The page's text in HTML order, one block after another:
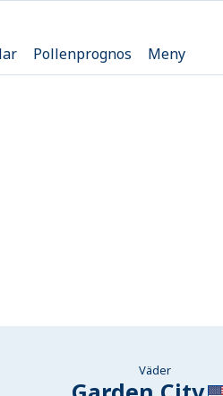
Pollenprognos Meny
Väder